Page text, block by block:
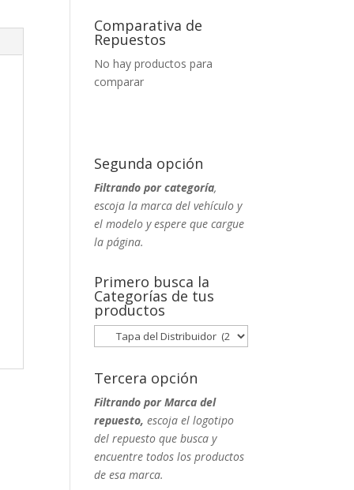
Comparativa de
Repuestos
No hay productos para
comparar
Segunda opción
Filtrando por categoría,
escoja la marca del vehículo y
el modelo y espere que cargue
la página.
Primero busca la
Categorías de tus
productos
Tercera opción
Filtrando por Marca del
repuesto, escoja el logotipo
del repuesto que busca y
encuentre todos los productos
de esa marca.